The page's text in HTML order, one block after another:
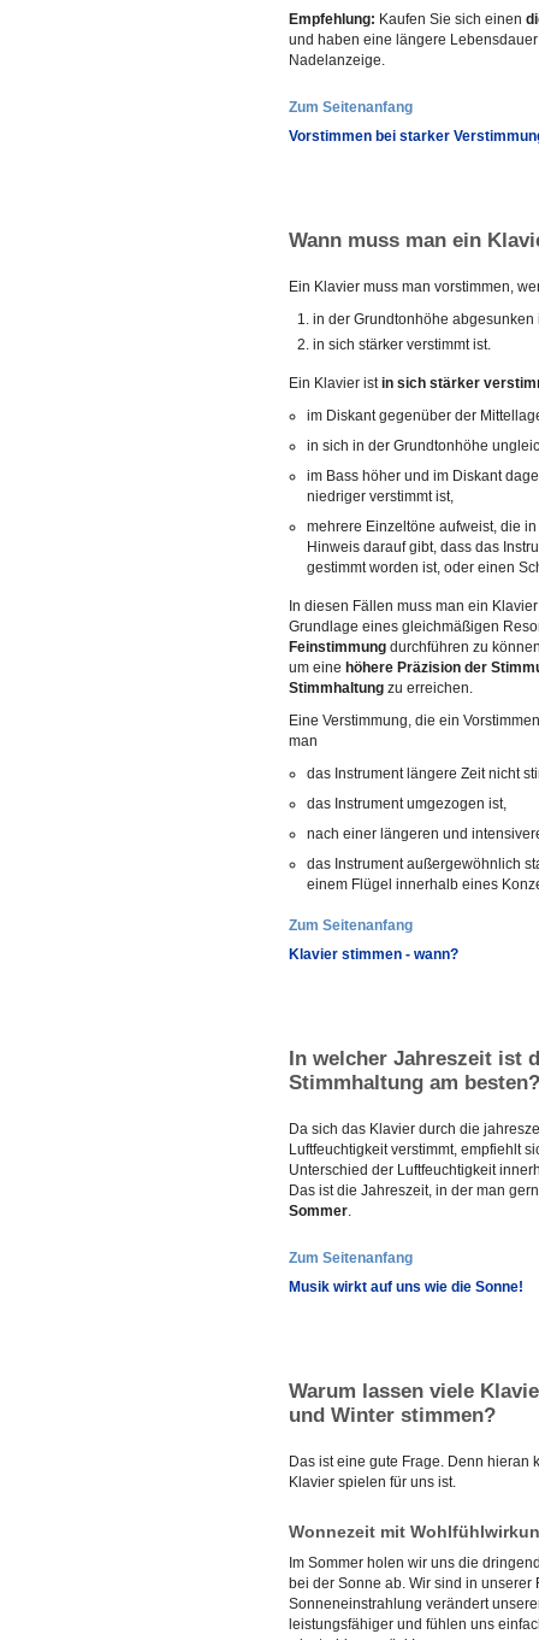
Empfehlung: Kaufen Sie sich einen
und haben eine längere
Nadelanzeige.
Zum Seitenanfang
Vorstimmen bei starker
Wann muss man ein
Ein Klavier muss man vorstimmen,
in der Grundtonhöhe abgesunken
in sich stärker verstimmt ist.
Ein Klavier istin sich stärker
im Diskant gegenüber der
in sich in der Grundtonhöhe
im Bass höher und im Diskant
niedriger verstimmt ist,
mehrere Einzeltöne aufweist, die
Hinweis darauf gibt, dass das
gestimmt worden ist, oder einen
In diesen Fällen muss man ein
Grundlage eines gleichmäßigen
Feinstimmung durchführen zu
um eine höhere Präzision der
Stimmhaltung zu erreichen.
Eine Verstimmung, die ein
man
das Instrument längere Zeit nicht
das Instrument umgezogen ist,
nach einer längeren und
das Instrument außergewöhnlich
einem Flügel innerhalb eines
Zum Seitenanfang
Klavier stimmen - wann?
In welcher Jahreszeit ist
Stimmhaltung am besten?
Da sich das Klavier durch die
Luftfeuchtigkeit verstimmt, empfiehlt
Unterschied der Luftfeuchtigkeit
Das ist die Jahreszeit, in der man
Sommer.
Zum Seitenanfang
Musik wirkt auf uns wie die Sonne!
Warum lassen viele
und Winter stimmen?
Das ist eine gute Frage. Denn hieran
Klavier spielen für uns ist.
Wonnezeit mit
Im Sommer holen wir uns die
bei der Sonne ab. Wir sind in unserer
Sonneneinstrahlung verändert
leistungsfähiger und fühlen uns